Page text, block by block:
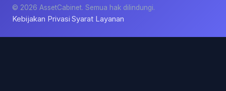
© 2026 AssetCabinet. Semua hak dilindungi.
Kebijakan Privasi·Syarat Layanan